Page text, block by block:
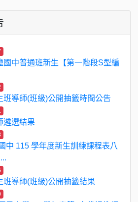
國中普通班新生【第一階段S型編
班導師(班級)公開抽籤時間公告
遴選結果
中 115 學年度新生訓練課程表八
班導師(班級)公開抽籤結果